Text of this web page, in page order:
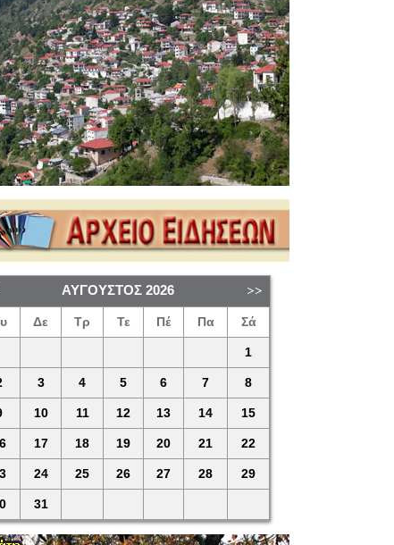
ΑΎΓΟΥΣΤΟΣ 2026
Δε Τρ Τε Πέ Πα Σά
1
3 4 5 6 7 8
10 11 12 13 14 15
17 18 19 20 21 22
24 25 26 27 28 29
31